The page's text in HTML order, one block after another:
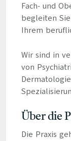
Fach- und
begleiten
Ihrem
Wir sind in
von
Über die
Die Praxis